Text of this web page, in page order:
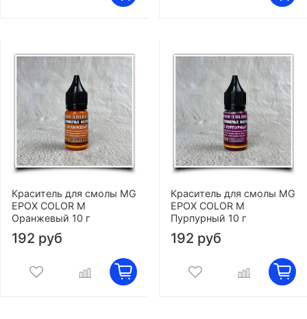
Краситель для смолы MG
EPOX COLOR M
Оранжевый 10 г
192 руб
Краситель для смолы MG
EPOX COLOR M
Пурпурный 10 г
192 руб